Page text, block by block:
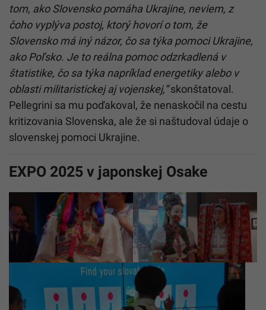
tom, ako Slovensko pomáha Ukrajine, neviem, z
čoho vyplýva postoj, ktorý hovorí o tom, že
Slovensko má iný názor, čo sa týka pomoci Ukrajine,
ako Poľsko. Je to reálna pomoc odzrkadlená v
štatistike, čo sa týka napríklad energetiky alebo v
oblasti militaristickej aj vojenskej,“skonštatoval.
Pellegrini sa mu poďakoval, že nenaskočil na cestu
kritizovania Slovenska, ale že si naštudoval údaje o
slovenskej pomoci Ukrajine.
EXPO 2025 v japonskej Osake